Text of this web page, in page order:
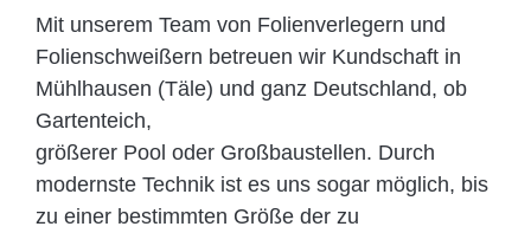
Mit unserem Team von Folienverlegern und
Folien­schweißern betreuen wir Kundschaft in
Mühlhausen (Täle) und ganz Deutschland, ob
Gartenteich,
größerer Pool oder Großbaustellen. Durch
modernste Technik ist es uns sogar möglich, bis
zu einer bestimmten Größe der zu